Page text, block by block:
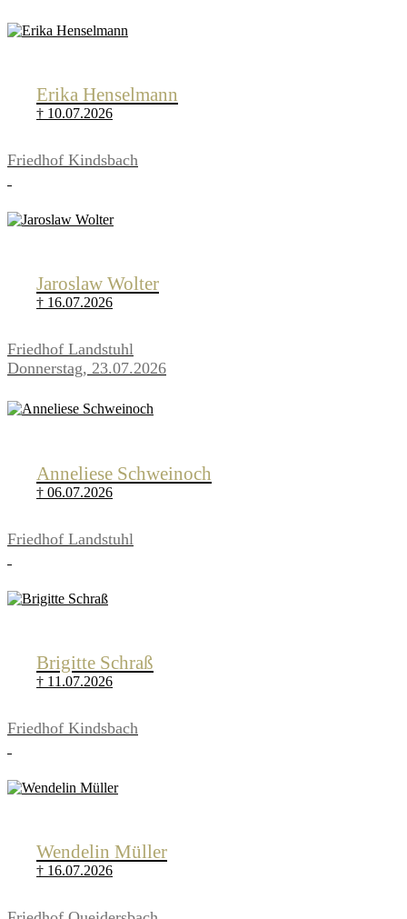
Erika Henselmann
† 10.07.2026
Friedhof Kindsbach
Jaroslaw Wolter
† 16.07.2026
Friedhof Landstuhl
Donnerstag, 23.07.2026
Anneliese Schweinoch
† 06.07.2026
Friedhof Landstuhl
Brigitte Schraß
† 11.07.2026
Friedhof Kindsbach
Wendelin Müller
† 16.07.2026